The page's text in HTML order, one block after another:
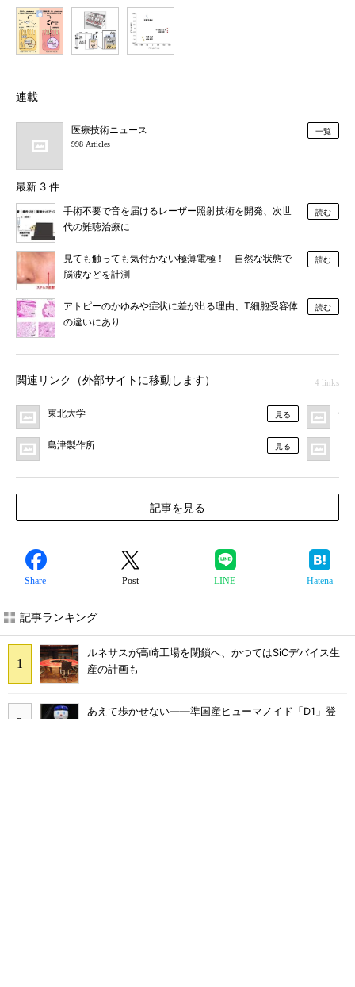
連載
医療技術ニュース
998 Articles
一覧
最新 3 件
手術不要で音を届けるレーザー照射技術を開発、次世
代の難聴治療に
読む
見ても触っても気付かない極薄電極！ 自然な状態で
脳波などを計測
読む
アトピーのかゆみや症状に差が出る理由、T細胞受容体
の違いにあり
読む
関連リンク（外部サイトに移動します） 4 links
東北大学 見る
島津製作所 見る
伊
記事を見る
Share Post LINE Hatena
記事ランキング
ルネサスが高崎工場を閉鎖へ、かつてはSiCデバイス生
産の計画も
あえて歩かせない――準国産ヒューマノイド「D1」登